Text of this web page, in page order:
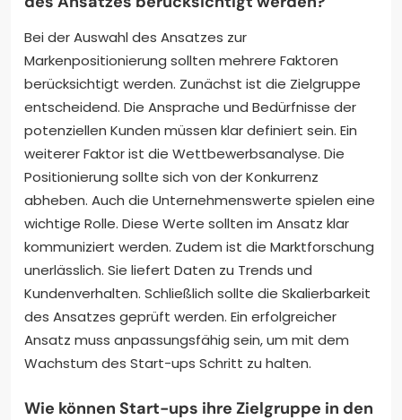
Bei der Auswahl des Ansatzes zur
Markenpositionierung sollten mehrere Faktoren
berücksichtigt werden. Zunächst ist die Zielgruppe
entscheidend. Die Ansprache und Bedürfnisse der
potenziellen Kunden müssen klar definiert sein. Ein
weiterer Faktor ist die Wettbewerbsanalyse. Die
Positionierung sollte sich von der Konkurrenz
abheben. Auch die Unternehmenswerte spielen eine
wichtige Rolle. Diese Werte sollten im Ansatz klar
kommuniziert werden. Zudem ist die Marktforschung
unerlässlich. Sie liefert Daten zu Trends und
Kundenverhalten. Schließlich sollte die Skalierbarkeit
des Ansatzes geprüft werden. Ein erfolgreicher
Ansatz muss anpassungsfähig sein, um mit dem
Wachstum des Start-ups Schritt zu halten.
Wie können Start-ups ihre Zielgruppe in den